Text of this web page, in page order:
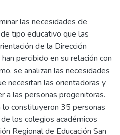
las necesidades de
tipo educativo que las
de la Dirección
percibido en su relación con
se analizan las necesidades
necesitan las orientadoras y
a las personas progenitoras.
constituyeron 35 personas
los colegios académicos
Regional de Educación San